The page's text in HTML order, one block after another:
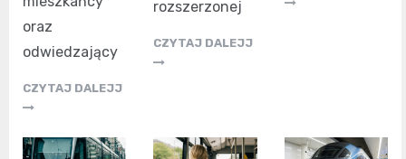
oraz
odwiedzający
CZYTAJ DALEJJ
rozszerzonej
CZYTAJ DALEJJ